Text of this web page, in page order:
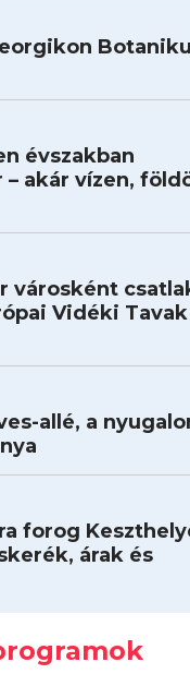
évszakban
akár vízen,
városként
Vidéki Tavak
allé, a
forog
árak és